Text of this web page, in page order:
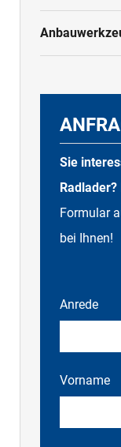
Sie
Radlader?
Formular
bei Ihnen!
Anrede
Vorname